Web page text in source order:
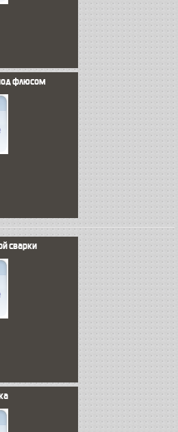
флюсом
сварки